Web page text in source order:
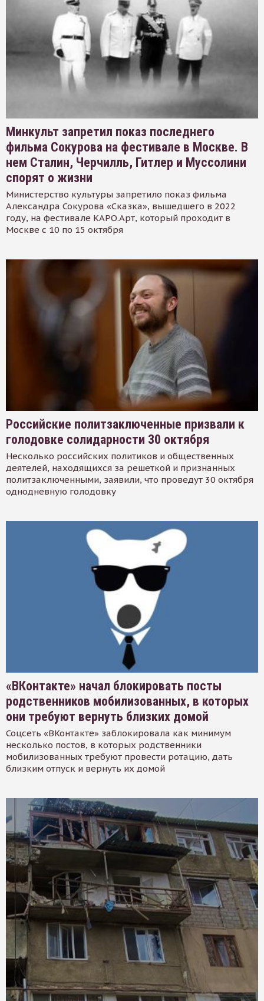
Минкульт запретил показ последнего
фильма Сокурова на фестивале в Москве. В
нем Сталин, Черчилль, Гитлер и Муссолини
спорят о жизни
Министерство культуры запретило показ фильма
Александра Сокурова «Сказка», вышедшего в 2022
году, на фестивале КАРО.Арт, который проходит в
Москве с 10 по 15 октября
Российские политзаключенные призвали к
голодовке солидарности 30 октября
Несколько российских политиков и общественных
деятелей, находящихся за решеткой и признанных
политзаключенными, заявили, что проведут 30 октября
однодневную голодовку
«ВКонтакте» начал блокировать посты
родственников мобилизованных, в которых
они требуют вернуть близких домой
Соцсеть «ВКонтакте» заблокировала как минимум
несколько постов, в которых родственники
мобилизованных требуют провести ротацию, дать
близким отпуск и вернуть их домой